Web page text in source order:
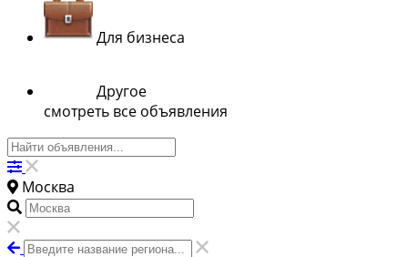
Для бизнеса
Другое
смотреть все объявления
Москва